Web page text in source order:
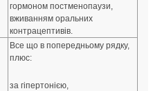
гормоном постменопаузи,
вживанням оральних
контрацептивів.
Все що в попередньому рядку,
плюс:
за гіпертонією,